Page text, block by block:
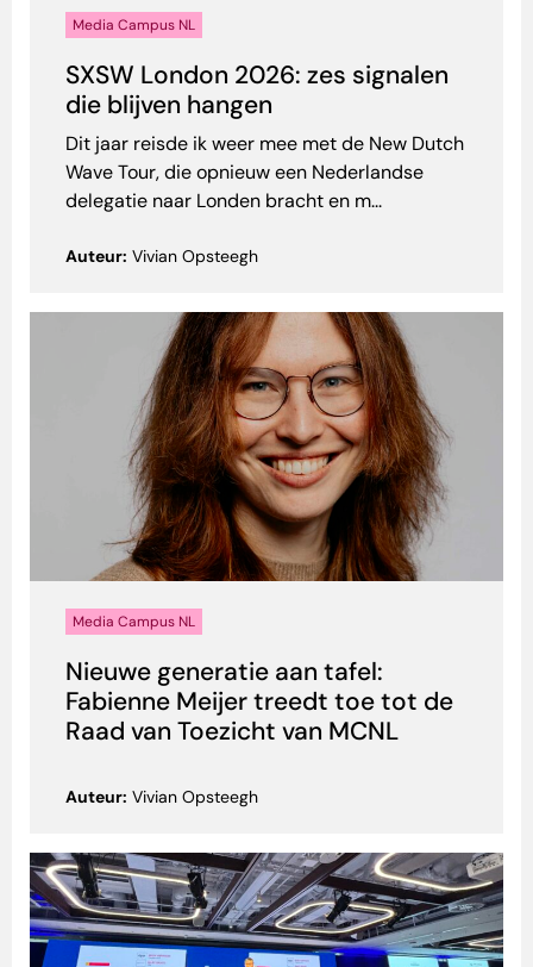
Media Campus NL
SXSW London 2026: zes signalen
die blijven hangen
Dit jaar reisde ik weer mee met de New Dutch
Wave Tour, die opnieuw een Nederlandse
delegatie naar Londen bracht en m...
Auteur: Vivian Opsteegh
Media Campus NL
Nieuwe generatie aan tafel:
Fabienne Meijer treedt toe tot de
Raad van Toezicht van MCNL
Auteur: Vivian Opsteegh